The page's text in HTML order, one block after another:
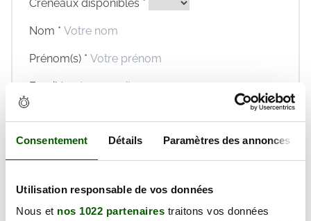
Consentement Détails Paramètres des annonces
Utilisation responsable de vos données
Nous et nos 1022 partenaires traitons vos données
Créneaux disponibles *
Nom *
Prénom(s) *
Email *
En validant ce formulaire, j'accepte la politique de
Réserver maintenant